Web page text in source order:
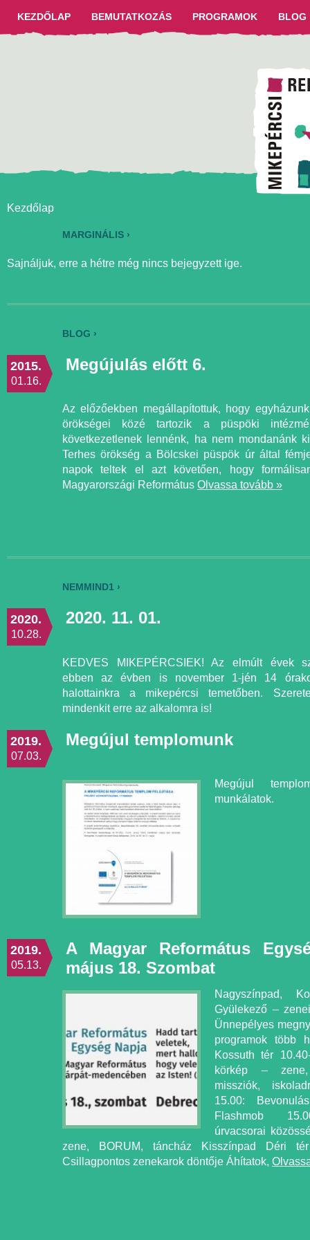
KEZDŐLAP BEMUTATKOZÁS PROGRAMOK BLOG
Kezdőlap
MARGINÁLIS ›
Sajnáljuk, erre a hétre még nincs bejegyzett ige.
BLOG ›
2015.
01.16.
Megújulás előtt 6.
Az előzőekben megállapítottuk, hogy
örökségei közé tartozik a püspöki
következetlenek lennénk, ha nem mondanánk
Terhes örökség a Bölcskei püspök úr által
napok teltek el azt követően, hogy
Magyarországi Református Olvassa tovább »
NEMMIND1 ›
2020.
10.28.
2020. 11. 01.
KEDVES MIKEPÉRCSIEK! Az elmúlt évek
ebben az évben is november 1-jén 14
halottainkra a mikepércsi temetőben.
mindenkit erre az alkalomra is!
2019.
07.03.
Megújul templomunk
Megújul
munkálatok.
2019.
05.13.
A Magyar Református
május 18. Szombat
Nagyszínpad,
Gyülekező –
Ünnepélyes
programok több
Kossuth tér
körkép – zene,
missziók,
15.00:
Flashmob
úrvacsorai
zene, BORUM, táncház Kisszínpad Déri
Csillagpontos zenekarok döntője Áhítatok,